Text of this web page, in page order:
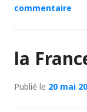
commentaire
la
Publié le 20 mai